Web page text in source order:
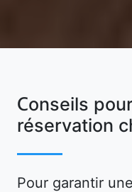
Conseils
réservation
Pour garantir